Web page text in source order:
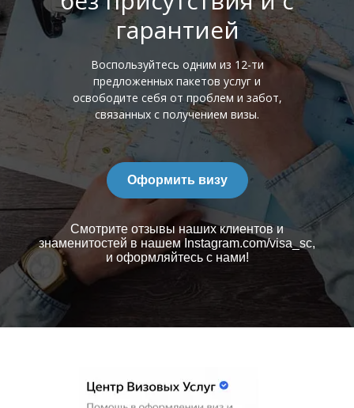
гарантией
Воспользуйтесь одним из 12-ти
предложенных пакетов услуг и
освободите себя от проблем и забот,
связанных с получением визы.
Оформить визу
Смотрите отзывы наших клиентов и
знаменитостей в нашем Instagram.com/visa_sc,
и оформляйтесь с нами!